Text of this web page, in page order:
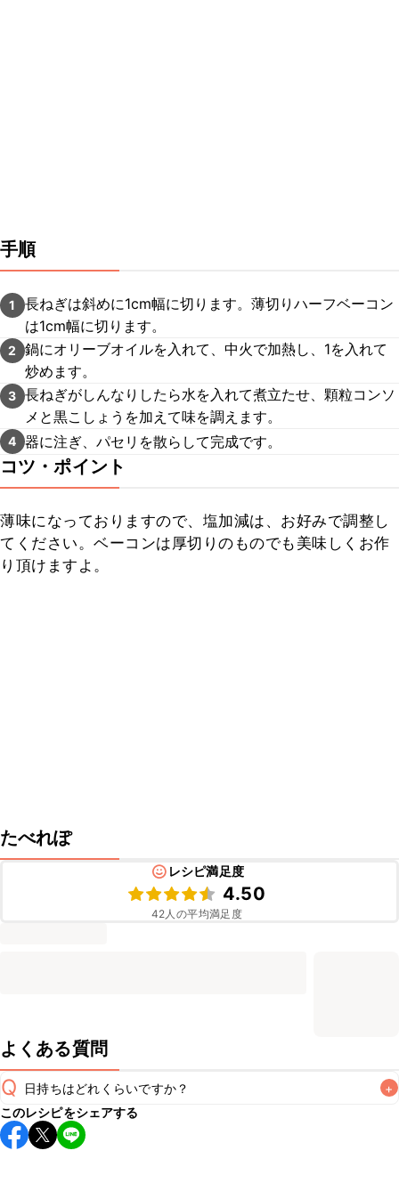
手順
1
長ねぎは斜めに1cm幅に切ります。薄切りハーフベーコン
は1cm幅に切ります。
2
鍋にオリーブオイルを入れて、中火で加熱し、1を入れて
炒めます。
3 長ねぎがしんなりしたら水を入れて煮立たせ、顆粒コンソ
メと黒こしょうを加えて味を調えます。
4 器に注ぎ、パセリを散らして完成です。
コツ・ポイント
薄味になっておりますので、塩加減は、お好みで調整し
てください。ベーコンは厚切りのものでも美味しくお作
り頂けますよ。
たべれぽ
レシピ満足度
4.50
42人の平均満足度
よくある質問
Q 日持ちはどれくらいですか？ +
保存期間は冷蔵で翌日中が目安です。なるべくお早めにお召
し上がりください。
このレシピをシェアする